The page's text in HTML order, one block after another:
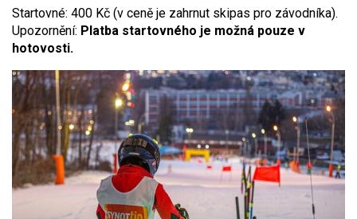
Startovné: 400 Kč (v ceně je zahrnut skipas pro závodníka).
Upozornění: Platba startovného je možná pouze v
hotovosti.